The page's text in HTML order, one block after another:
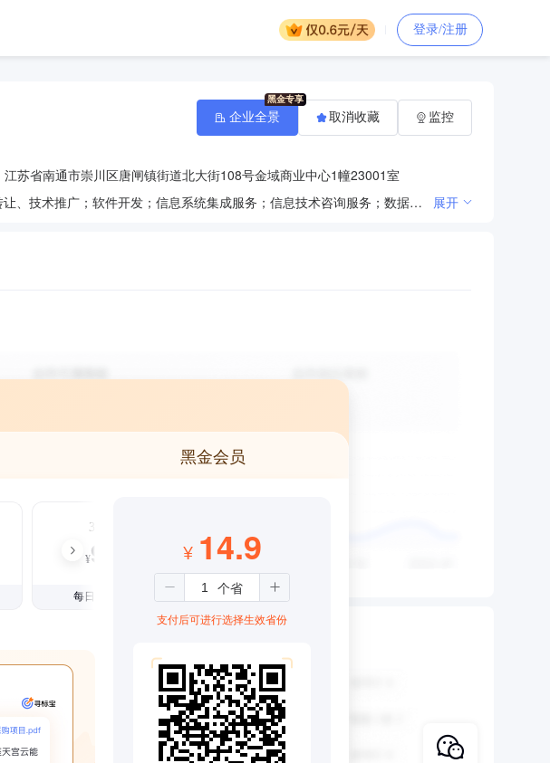
登录/注册
江苏省南通市崇川区唐闸镇街道北大街108号金域商业中心1幢23001室
一般项目：网络技术服务；技术服务、技术开发、技术咨询、技术交流、技术转让、技术推广；软件开发；信息系统集成服务；信息技术咨询服务；数据处理服务（除依法须经批准的项目外，凭营业执照依法自主开展经营活动） 展开
企业全景 取消收藏 监控
黑金会员
3个月
¥99
每日仅1.08元
¥ 14.9
支付后可进行选择生效省份